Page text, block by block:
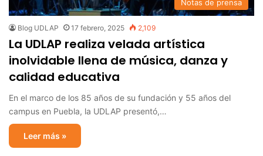
Notas de prensa
Blog UDLAP 17 febrero, 2025 2,109
La UDLAP realiza velada artística
inolvidable llena de música, danza y
calidad educativa
En el marco de los 85 años de su fundación y 55 años del
campus en Puebla, la UDLAP presentó,…
Leer más »